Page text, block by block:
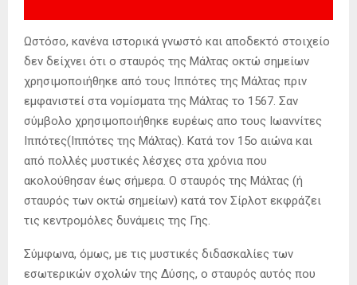
Ωστόσο, κανένα ιστορικά γνωστό και αποδεκτό στοιχείο
δεν δείχνει ότι ο σταυρός της Μάλτας οκτώ σημείων
χρησιμοποιήθηκε από τους Ιππότες της Μάλτας πριν
εμφανιστεί στα νομίσματα της Μάλτας το 1567. Σαν
σύμβολο χρησιμοποιήθηκε ευρέως απο τους Ιωαννίτες
Ιππότες(Ιππότες της Μάλτας). Κατά τον 15ο αιώνα και
από πολλές μυστικές λέσχες στα χρόνια που
ακολούθησαν έως σήμερα. Ο σταυρός της Μάλτας (ή
σταυρός των οκτώ σημείων) κατά τον Σίρλοτ εκφράζει
τις κεντρομόλες δυνάμεις της Γης.
Σύμφωνα, όμως, με τις μυστικές διδασκαλίες των
εσωτερικών σχολών της Δύσης, ο σταυρός αυτός που